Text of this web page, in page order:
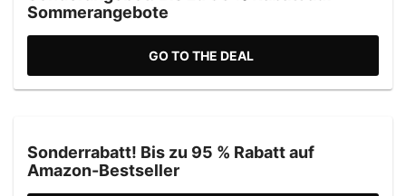
Sommerangebote
GO TO THE DEAL
Sonderrabatt! Bis zu 95 % Rabatt auf
Amazon-Bestseller